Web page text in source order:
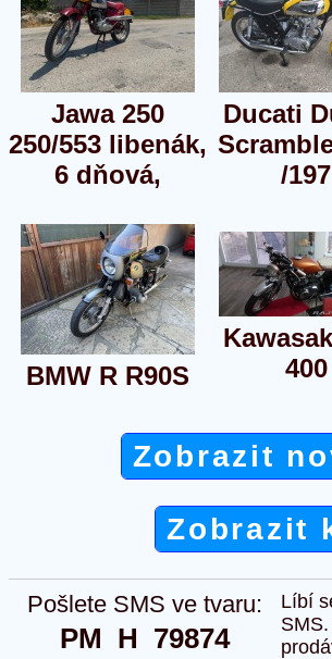
Jawa 250
250/553 libenák,
6 dňová,
Ducati
/197
BMW R R90S
400
Zobrazit
Zobrazit
Pošlete SMS ve tvaru:
PM  H  79874
Líbí